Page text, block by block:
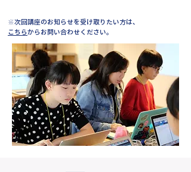
​※次回講座のお知らせを受け取りたい方は、
こちらからお問い合わせください。